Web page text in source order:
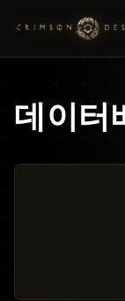
데이터